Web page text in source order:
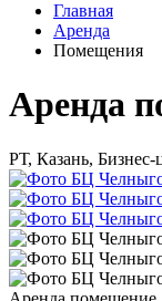
Главная
Аренда
Помещения
Аренда
РТ, Казань,